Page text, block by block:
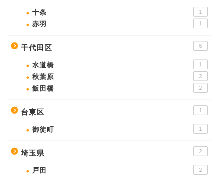
十条 1
赤羽 1
千代田区 6
水道橋 1
秋葉原 2
飯田橋 2
台東区 1
御徒町 1
埼玉県 2
戸田 2